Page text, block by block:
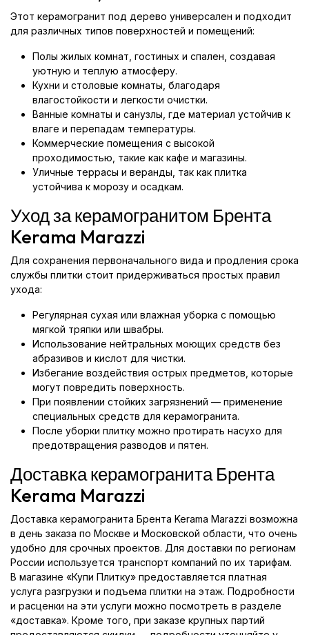
Этот керамогранит под дерево универсален и подходит
для различных типов поверхностей и помещений:
Полы жилых комнат, гостиных и спален, создавая
уютную и теплую атмосферу.
Кухни и столовые комнаты, благодаря
влагостойкости и легкости очистки.
Ванные комнаты и санузлы, где материал устойчив к
влаге и перепадам температуры.
Коммерческие помещения с высокой
проходимостью, такие как кафе и магазины.
Уличные террасы и веранды, так как плитка
устойчива к морозу и осадкам.
Уход за керамогранитом Брента
Kerama Marazzi
Для сохранения первоначального вида и продления срока
службы плитки стоит придерживаться простых правил
ухода:
Регулярная сухая или влажная уборка с помощью
мягкой тряпки или швабры.
Использование нейтральных моющих средств без
абразивов и кислот для чистки.
Избегание воздействия острых предметов, которые
могут повредить поверхность.
При появлении стойких загрязнений — применение
специальных средств для керамогранита.
После уборки плитку можно протирать насухо для
предотвращения разводов и пятен.
Доставка керамогранита Брента
Kerama Marazzi
Доставка керамогранита Брента Kerama Marazzi возможна
в день заказа по Москве и Московской области, что очень
удобно для срочных проектов. Для доставки по регионам
России используется транспорт компаний по их тарифам.
В магазине «Купи Плитку» предоставляется платная
услуга разгрузки и подъема плитки на этаж. Подробности
и расценки на эти услуги можно посмотреть в разделе
«доставка». Кроме того, при заказе крупных партий